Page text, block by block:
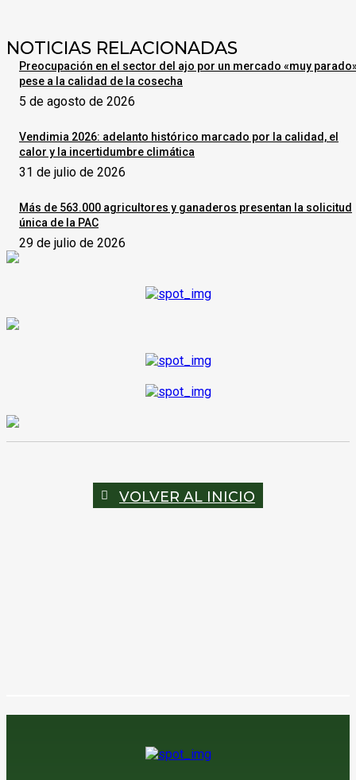
NOTICIAS RELACIONADAS
Preocupación en el sector del ajo por un mercado «muy
pese a la calidad de la cosecha
5 de agosto de 2026
Vendimia 2026: adelanto histórico marcado por la calidad, el
calor y la incertidumbre climática
31 de julio de 2026
Más de 563.000 agricultores y ganaderos presentan la solicitud
única de la PAC
29 de julio de 2026
VOLVER AL INICIO